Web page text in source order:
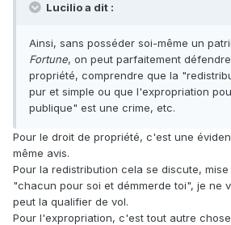
Lucilio a dit :
Ainsi, sans posséder soi-même un
Fortune, on peut parfaitement
propriété, comprendre que la
pur et simple ou que l'expropriation
publique" est une crime, etc.
Pour le droit de propriété, c'est une
même avis.
Pour la redistribution cela se discute,
"chacun pour soi et démmerde toi", je ne
peut la qualifier de vol.
Pour l'expropriation, c'est tout autre